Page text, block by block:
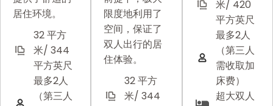
居住环境。
32 平方
米/ 344
平方英尺
最多2人
（第三人
限度地利用了
空间，保证了
双人出行的居
住体验。
32 平方
米/ 344
米/ 420
平方英尺
最多2人
（第三人
需收取加
床费）
超大双人